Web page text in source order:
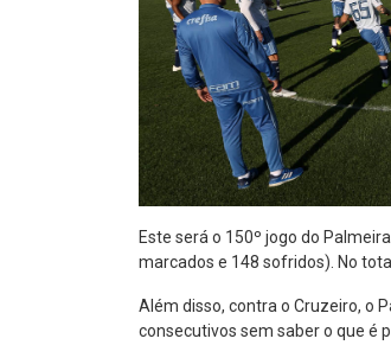
Este será o 150º jogo do
marcados e 148 sofridos). No
Além disso, contra o Cruzeiro, o
consecutivos sem saber o que é